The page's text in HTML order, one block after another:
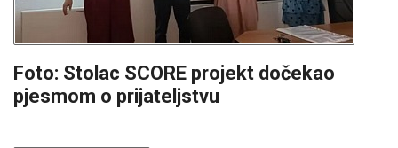
Foto: Stolac SCORE projekt dočekao
pjesmom o prijateljstvu